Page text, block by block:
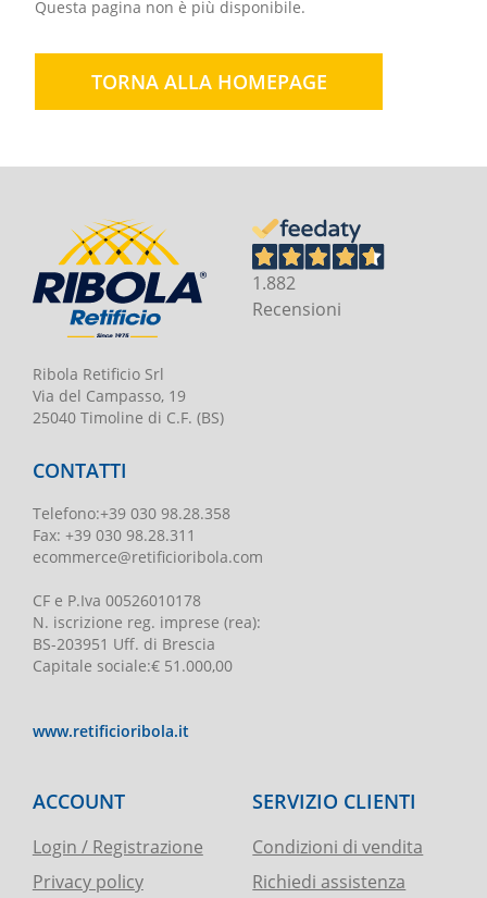
Questa pagina non è più disponibile.
TORNA ALLA HOMEPAGE
Ribola Retificio Srl
Via del Campasso, 19
25040 Timoline di C.F. (BS)
1.882
Recensioni
CONTATTI
Telefono:+39 030 98.28.358
Fax: +39 030 98.28.311
ecommerce@retificioribola.com
CF e P.Iva 00526010178
N. iscrizione reg. imprese (rea):
BS-203951 Uff. di Brescia
Capitale sociale:€ 51.000,00
www.retificioribola.it
ACCOUNT
Login / Registrazione
Privacy policy
SERVIZIO CLIENTI
Condizioni di vendita
Richiedi assistenza